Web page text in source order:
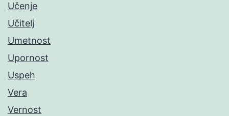
Učenje
Učitelj
Umetnost
Upornost
Uspeh
Vera
Vernost